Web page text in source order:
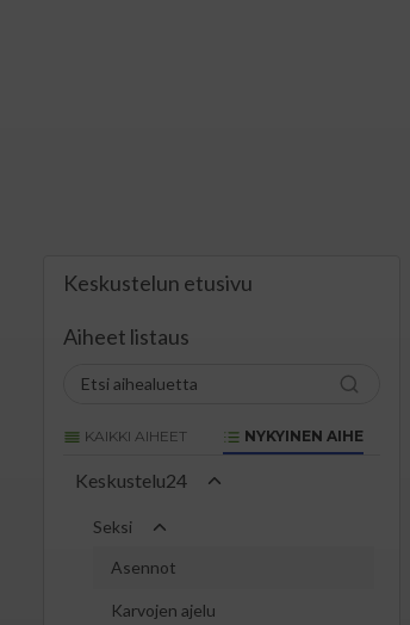
Keskustelun etusivu
Aiheet listaus
KAIKKI AIHEET NYKYINEN AIHE
Keskustelu24
Seksi
Asennot
Karvojen ajelu